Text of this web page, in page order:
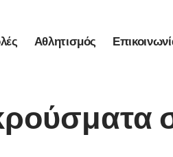
Αθλητισμός